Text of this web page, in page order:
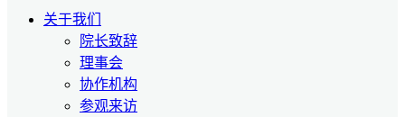
关于我们
院长致辞
理事会
协作机构
参观来访